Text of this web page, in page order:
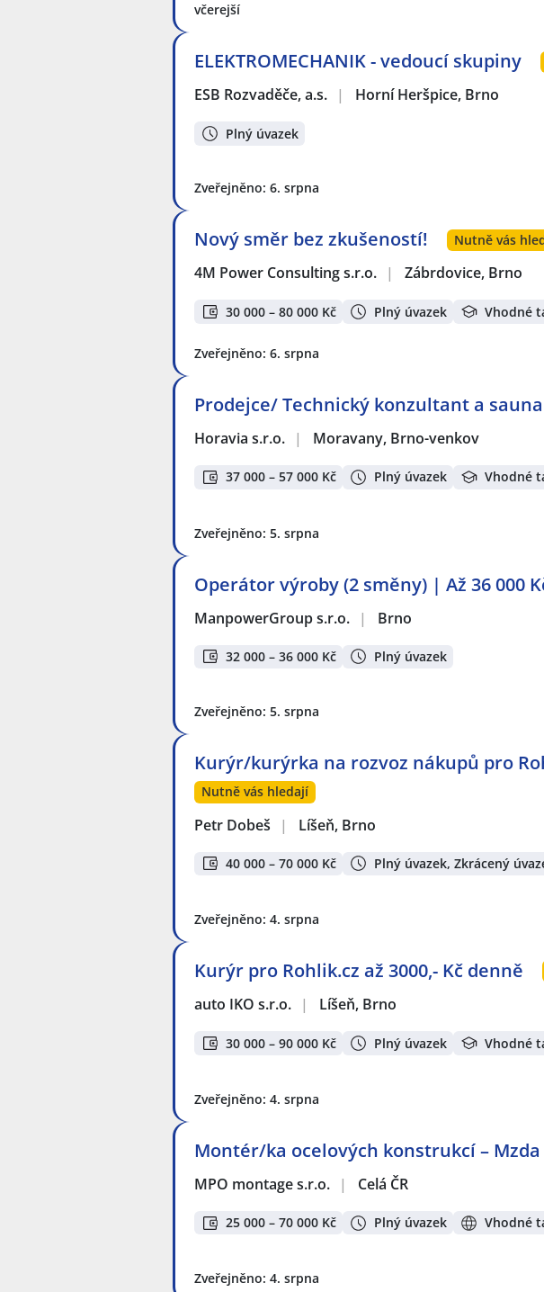
včerejší
ELEKTROMECHANIK - vedoucí skupiny
ESB Rozvaděče, a.s. | Horní Heršpice, Brno
Plný úvazek
Zveřejněno: 6. srpna
Nový směr bez zkušeností! Nutně vás
4M Power Consulting s.r.o. | Zábrdovice, Brno
30 000 – 80 000 Kč Plný úvazek Vhodné
Zveřejněno: 6. srpna
Prodejce/ Technický konzultant a
Horavia s.r.o. | Moravany, Brno-venkov
37 000 – 57 000 Kč Plný úvazek Vhodné
Zveřejněno: 5. srpna
Operátor výroby (2 směny) | Až 36 000
ManpowerGroup s.r.o. | Brno
32 000 – 36 000 Kč Plný úvazek
Zveřejněno: 5. srpna
Kurýr/kurýrka na rozvoz nákupů pro
Nutně vás hledají
Petr Dobeš | Líšeň, Brno
40 000 – 70 000 Kč Plný úvazek, Zkrácený
Zveřejněno: 4. srpna
Kurýr pro Rohlik.cz až 3000,- Kč denně
auto IKO s.r.o. | Líšeň, Brno
30 000 – 90 000 Kč Plný úvazek Vhodné
Zveřejněno: 4. srpna
Montér/ka ocelových konstrukcí – Mzda
MPO montage s.r.o. | Celá ČR
25 000 – 70 000 Kč Plný úvazek Vhodné
Zveřejněno: 4. srpna